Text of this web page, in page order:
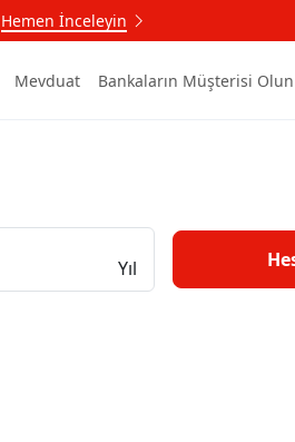
Hemen İnceleyin
Mevduat Bankaların Müşterisi Olun
Yıl